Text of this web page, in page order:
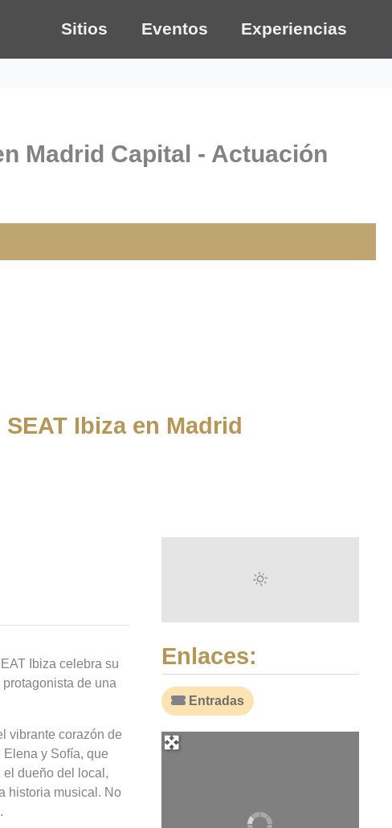
Sitios Eventos Experiencias
Madrid Capital - Actuación
Ibiza en Madrid
Ibiza celebra su
de una
vibrante corazón de
y Sofía, que
dueño del local,
historia musical. No
Enlaces:
Entradas